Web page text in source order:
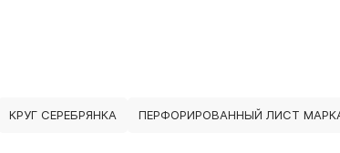
КРУГ СЕРЕБРЯНКА ПЕРФОРИРОВАННЫЙ ЛИСТ